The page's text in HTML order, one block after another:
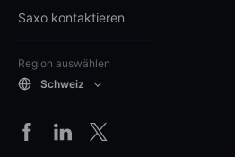
Saxo kontaktieren
Region auswählen
Schweiz